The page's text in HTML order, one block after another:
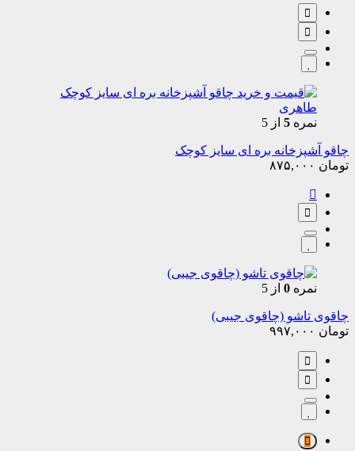
نمره 5 از 5
چاقو آشپزخانه بره ای سایز کوچک
تومان
نمره 0 از 5
چاقوی تاشو (چاقوی جیبی)
تومان